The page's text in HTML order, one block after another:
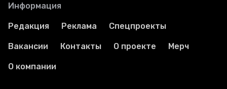
Информация
Редакция Реклама Спецпроекты
Вакансии Контакты О проекте Мерч
О компании